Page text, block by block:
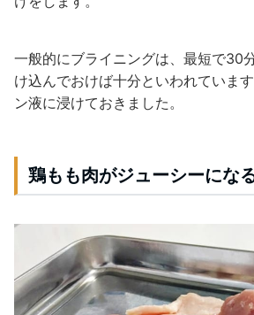
一般的にブライニングは、最短で30
け込んでおけば十分といわれていま
ン液に浸けておきました。
鶏もも肉がジューシーにな